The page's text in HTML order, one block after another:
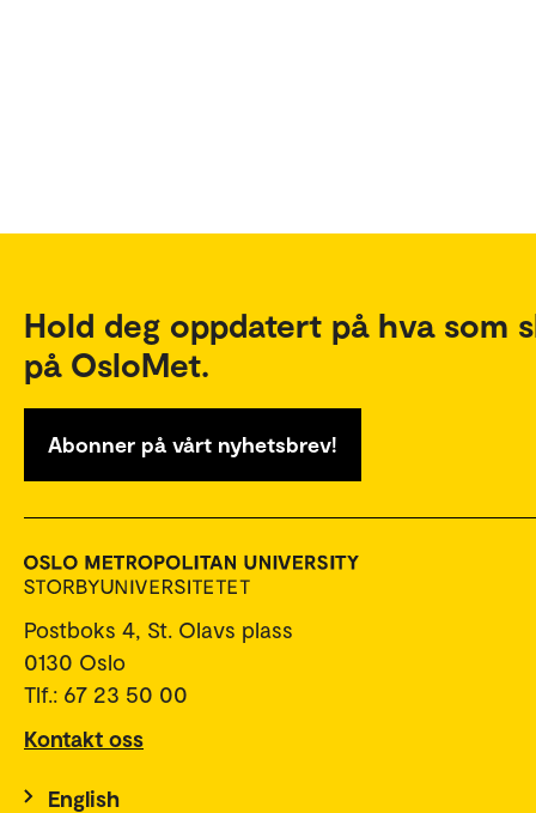
Hold deg oppdatert på hva som
på OsloMet.
Abonner på vårt nyhetsbrev!
Postboks 4, St. Olavs plass
0130 Oslo
Tlf.: 67 23 50 00
Kontakt oss
English